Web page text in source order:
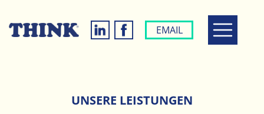
EMAIL
UNSERE LEISTUNGEN